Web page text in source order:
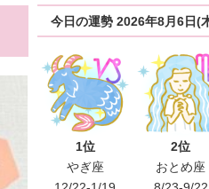
今日の運勢 2026年8月6日(
1位
やぎ座
2位
おとめ座